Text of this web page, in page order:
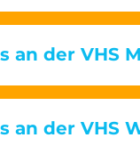
an der VHS
an der VHS